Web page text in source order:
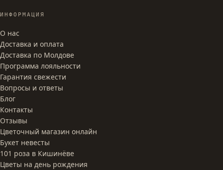
ИНФОРМАЦИЯ
О нас
Доставка и оплата
Доставка по Молдове
Программа лояльности
Гарантия свежести
Вопросы и ответы
Блог
Контакты
Отзывы
Цветочный магазин онлайн
Букет невесты
101 роза в Кишинёве
Цветы на день рождения